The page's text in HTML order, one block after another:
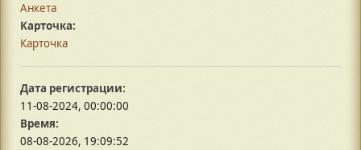
Анкета
Карточка:
Карточка
Дата регистрации:
11-08-2024, 00:00:00
Время:
08-08-2026, 19:09:52